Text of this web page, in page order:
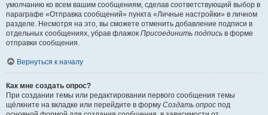
умолчанию ко всем вашим сообщениям, сделав соответствующий выбор в
параграфе «Отправка сообщений» пункта «Личные настройки» в личном
разделе. Несмотря на это, вы сможете отменить добавление подписи в
отдельных сообщениях, убрав флажок Присоединить подпись в форме
отправки сообщения.
Вернуться к началу
Как мне создать опрос?
При создании темы или редактировании первого сообщения темы
щёлкните на вкладке или перейдите в форму Создать опрос под